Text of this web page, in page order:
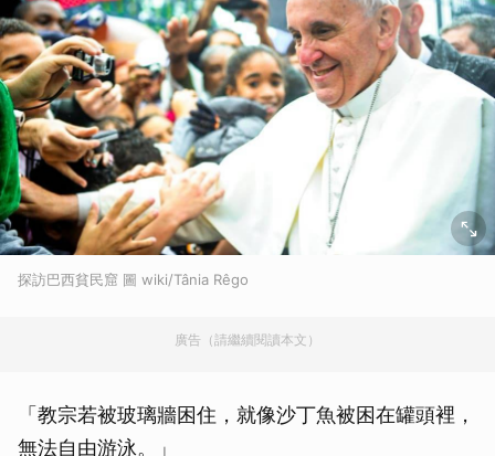
探訪巴西貧民窟 圖 wiki/Tânia Rêgo
廣告（請繼續閱讀本文）
「教宗若被玻璃牆困住，就像沙丁魚被困在罐頭裡，
無法自由游泳。」